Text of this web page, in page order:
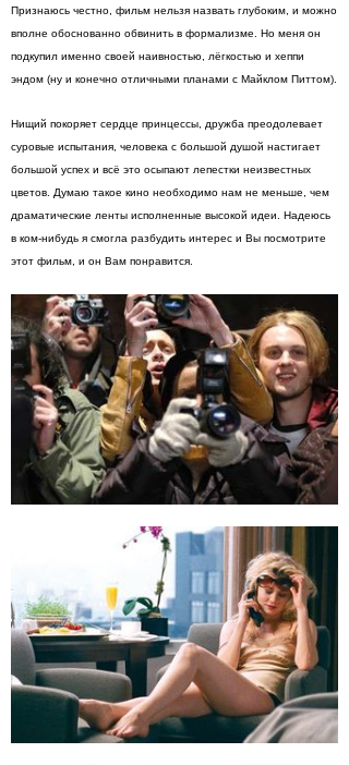
Признаюсь честно, фильм нельзя назвать глубоким, и можно
вполне обоснованно обвинить в формализме. Но меня он
подкупил именно своей наивностью, лёгкостью и хеппи
эндом (ну и конечно отличными планами с Майклом Питтом).
Нищий покоряет сердце принцессы, дружба преодолевает
суровые испытания, человека с большой душой настигает
большой успех и всё это осыпают лепестки неизвестных
цветов. Думаю такое кино необходимо нам не меньше, чем
драматические ленты исполненные высокой идеи. Надеюсь
в ком-нибудь я смогла разбудить интерес и Вы посмотрите
этот фильм, и он Вам понравится.